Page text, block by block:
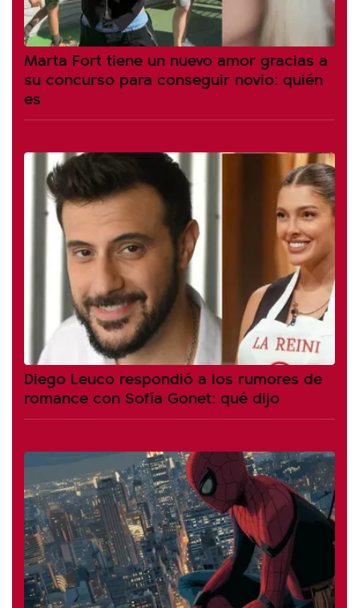
Marta Fort tiene un nuevo amor gracias a
su concurso para conseguir novio: quién
es
Diego Leuco respondió a los rumores de
romance con Sofía Gonet: qué dijo